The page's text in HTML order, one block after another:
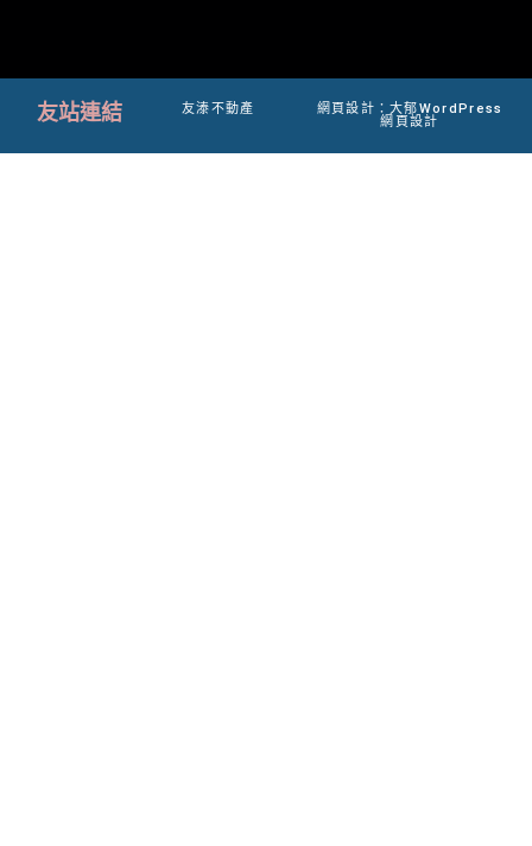
友站連結 友溙不動產
網頁設計：大郁WordPress
網頁設計